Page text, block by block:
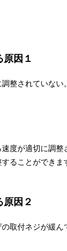
原因１
整されていない。
速度が適切に調
ることができま
原因２
取付ネジが緩ん